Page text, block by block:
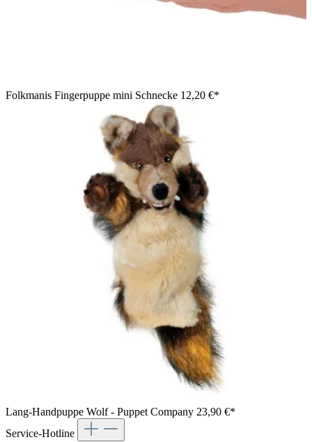
Folkmanis Fingerpuppe mini Schnecke 12,20 €*
Lang-Handpuppe Wolf - Puppet Company 23,90 €*
Service-Hotline